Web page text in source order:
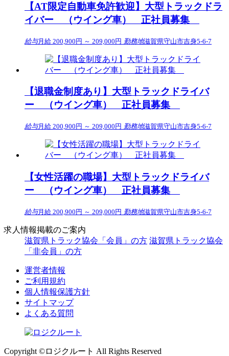
【AT限定自動車免許歓迎】大型トラックドラ
イバー （ウイング車） 正社員募集
給与月給 200,900円 ～ 209,000円 勤務地滋賀県守山市吉身5-6-7
【退職金制度あり】大型トラックドライバ
ー （ウイング車） 正社員募集
給与月給 200,900円 ～ 209,000円 勤務地滋賀県守山市吉身5-6-7
【女性活躍の職場】大型トラックドライバ
ー （ウイング車） 正社員募集
給与月給 200,900円 ～ 209,000円 勤務地滋賀県守山市吉身5-6-7
求人情報掲載のご案内
滋賀県トラック協会「会員」の方 滋賀県トラック協会
「非会員」の方
運営者情報
ご利用規約
個人情報保護方針
サイトマップ
よくある質問
Copyright ©ロジクルート All Rights Reserved